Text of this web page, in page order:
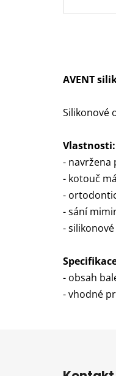
AVENT
Silikonové
Vlastnosti:
-
- kotouč
-
- sání
-
- obsah
- vhodné